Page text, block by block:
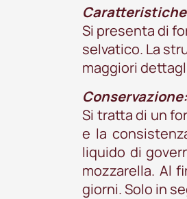
Si presenta di
selvatico. La
maggiori
Conservazione:
Si tratta di un
e la
liquido di
mozzarella. Al
giorni. Solo in